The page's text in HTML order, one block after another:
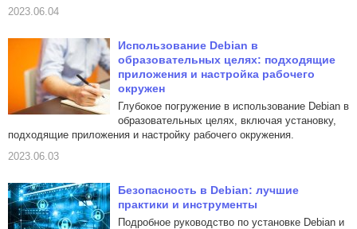
2023.06.04
Использование Debian в
образовательных целях: подходящие
приложения и настройка рабочего
окружен
Глубокое погружение в использование Debian в
образовательных целях, включая установку,
подходящие приложения и настройку рабочего окружения.
2023.06.03
Безопасность в Debian: лучшие
практики и инструменты
Подробное руководство по установке Debian и